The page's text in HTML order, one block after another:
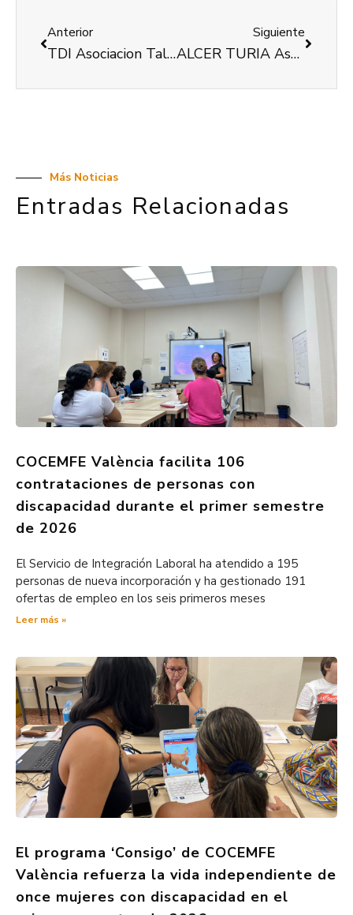
Anterior
TDI Asociacion Taller De Independencia
Siguiente
ALCER TURIA Asociación para la Lucha contra las Enfermedades del Riñón
Más Noticias
Entradas Relacionadas
COCEMFE València facilita 106
contrataciones de personas con
discapacidad durante el primer semestre
de 2026
El Servicio de Integración Laboral ha atendido a 195
personas de nueva incorporación y ha gestionado 191
ofertas de empleo en los seis primeros meses
Leer más »
El programa ‘Consigo’ de COCEMFE
València refuerza la vida independiente de
once mujeres con discapacidad en el